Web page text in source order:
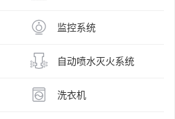
监控系统
自动喷水灭火系统
洗衣机